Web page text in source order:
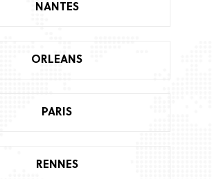
NANTES
ORLEANS
PARIS
RENNES